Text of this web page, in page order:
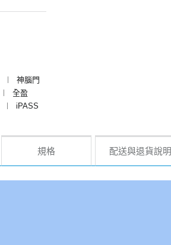
︱
神腦門
︱
全盈
︱
iPASS
規格 配送與退貨說明